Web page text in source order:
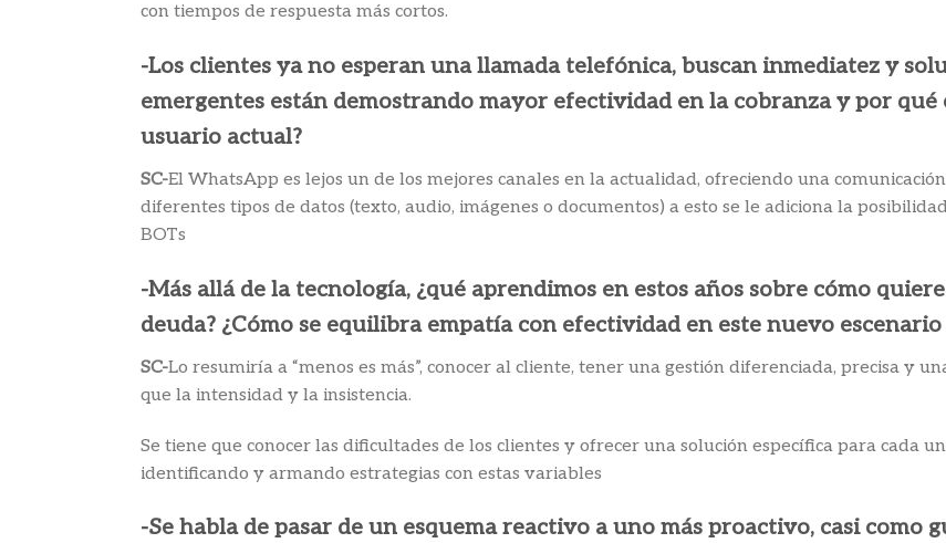
con tiempos de respuesta más cortos.
-Los clientes ya no esperan una llamada telefónica, buscan inmediatez y
emergentes están demostrando mayor efectividad en la cobranza y por
usuario actual?
SC-El WhatsApp es lejos un de los mejores canales en la actualidad, ofreciendo una
diferentes tipos de datos (texto, audio, imágenes o documentos) a esto se le adiciona la
BOTs
-Más allá de la tecnología, ¿qué aprendimos en estos años sobre cómo
deuda? ¿Cómo se equilibra empatía con efectividad en este nuevo
SC-Lo resumiría a “menos es más”, conocer al cliente, tener una gestión diferenciada, precisa y
que la intensidad y la insistencia.
Se tiene que conocer las dificultades de los clientes y ofrecer una solución específica para cada
identificando y armando estrategias con estas variables
-Se habla de pasar de un esquema reactivo a uno más proactivo, casi como